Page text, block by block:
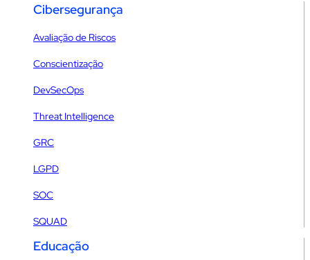
Cibersegurança
Avaliação de Riscos
Conscientização
DevSecOps
Threat Intelligence
GRC
LGPD
SOC
SQUAD
Educação